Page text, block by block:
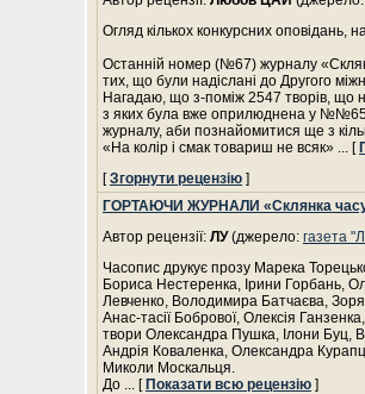
Огляд кількох конкурсних
Останній номер (№67) журналу
тих, що були надіслані до Другого
Нагадаю, що з-поміж 2547 творів, що
з яких була вже оприлюднена у
журналу, аби познайомитися ще з
«На колір і смак товариш не всяк» ... [
[Згорнути рецензію ]
ГОРТАЮЧИ ЖУРНАЛИ «Склянка
Автор рецензії: ЛУ(джерело: газета
Часопис друкує прозу Марека
Бориса Нестеренка, Ірини Горбань,
Левченко, Володимира Батчаєва,
Анас-тасії Бобрової, Олексія
твори Олександра Пушка, Ілони Буц,
Андрія Коваленка, Олександра
Миколи Москальця.
До ... [ Показати всю рецензію ]